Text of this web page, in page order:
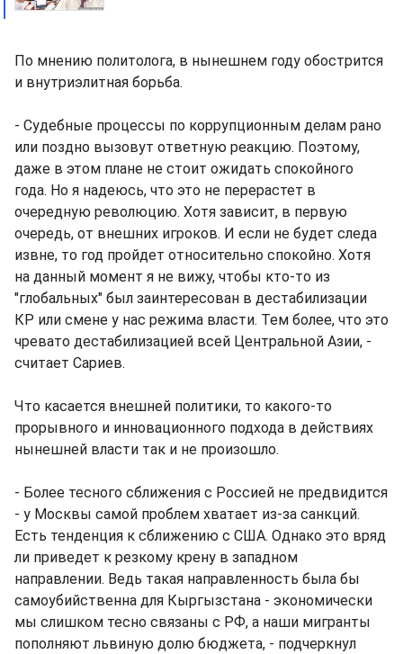
По мнению политолога, в нынешнем году обострится
и внутриэлитная борьба.
- Судебные процессы по коррупционным делам рано
или поздно вызовут ответную реакцию. Поэтому,
даже в этом плане не стоит ожидать спокойного
года. Но я надеюсь, что это не перерастет в
очередную революцию. Хотя зависит, в первую
очередь, от внешних игроков. И если не будет следа
извне, то год пройдет относительно спокойно. Хотя
на данный момент я не вижу, чтобы кто-то из
"глобальных" был заинтересован в дестабилизации
КР или смене у нас режима власти. Тем более, что это
чревато дестабилизацией всей Центральной Азии, -
считает Сариев.
Что касается внешней политики, то какого-то
прорывного и инновационного подхода в действиях
нынешней власти так и не произошло.
- Более тесного сближения с Россией не предвидится
- у Москвы самой проблем хватает из-за санкций.
Есть тенденция к сближению с США. Однако это вряд
ли приведет к резкому крену в западном
направлении. Ведь такая направленность была бы
самоубийственна для Кыргызстана - экономически
мы слишком тесно связаны с РФ, а наши мигранты
пополняют львиную долю бюджета, - подчеркнул